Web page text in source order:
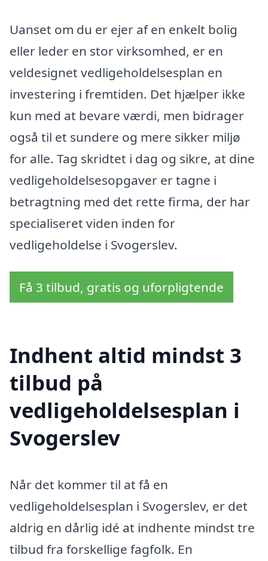
Uanset om du er ejer af en enkelt bolig
eller leder en stor virksomhed, er en
veldesignet vedligeholdelsesplan en
investering i fremtiden. Det hjælper ikke
kun med at bevare værdi, men bidrager
også til et sundere og mere sikker miljø
for alle. Tag skridtet i dag og sikre, at dine
vedligeholdelsesopgaver er tagne i
betragtning med det rette firma, der har
specialiseret viden inden for
vedligeholdelse i Svogerslev.
Få 3 tilbud, gratis og uforpligtende
Indhent altid mindst 3
tilbud på
vedligeholdelsesplan i
Svogerslev
Når det kommer til at få en
vedligeholdelsesplan i Svogerslev, er det
aldrig en dårlig idé at indhente mindst tre
tilbud fra forskellige fagfolk. En